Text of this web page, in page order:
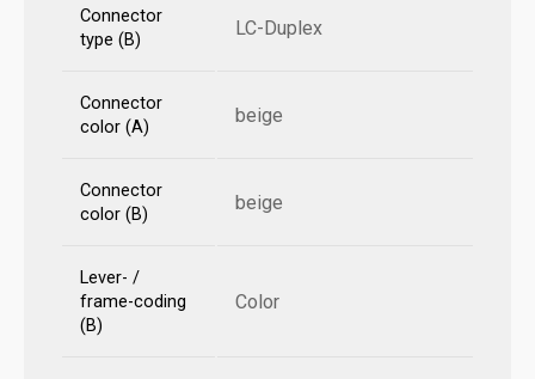
Connector
type (B)
LC-Duplex
Connector
color (A)
beige
Connector
color (B)
beige
Lever- /
frame-coding
(B)
Color